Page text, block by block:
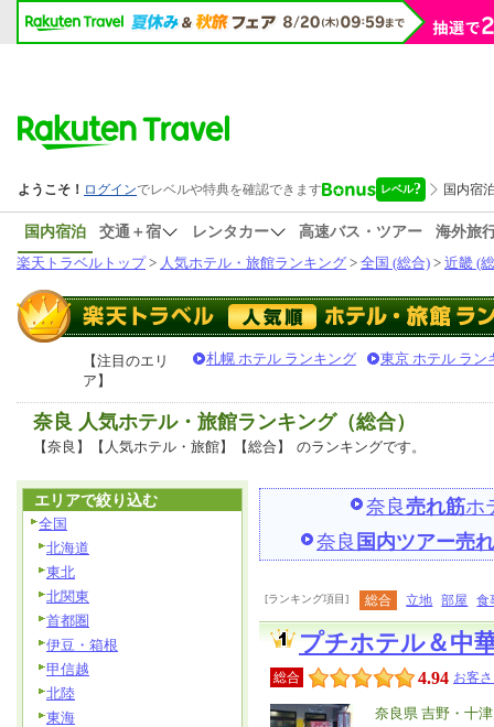
国内宿泊 交通＋宿 レンタカー 高速バス・ツアー
海外旅
楽天トラベルトップ> 人気ホテル・旅館ランキング > 全国 (総合) > 近畿 (
【注目のエリ
ア】
札幌 ホテル ランキング 東京 ホテル ラン
奈良 人気ホテル・旅館ランキング（総合）
【奈良】【人気ホテル・旅館】【総合】 のランキングです。
奈良売れ筋ホ
奈良 国内ツアー売
[ランキング項目] 総合 立地 部屋 食
プチホテル＆中
総合 4.94 お客
エ
奈良県 吉野・十
エリアで絞り込む
全国
北海道
東北
北関東
首都圏
伊豆・箱根
甲信越
北陸
東海